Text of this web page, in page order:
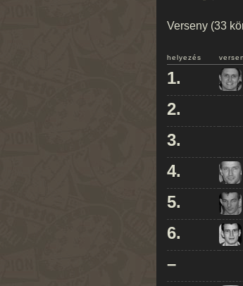
Verseny (33
helyezés
1.
2.
3.
4.
5.
6.
–